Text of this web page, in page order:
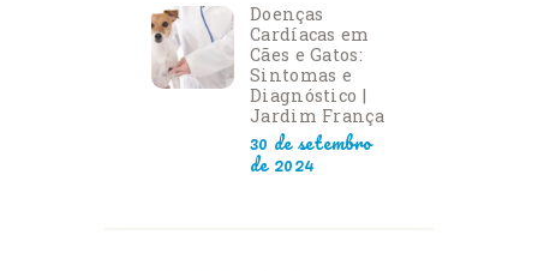
Doenças
Cardíacas em
Cães e Gatos:
Sintomas e
Diagnóstico |
Jardim França
30 de setembro
de 2024